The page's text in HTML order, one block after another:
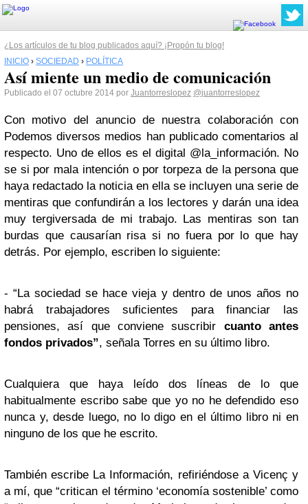
¿Los artículos de tu blog publicados aquí? ¡Propón tu blog!
INICIO › SOCIEDAD › POLÍTICA
Así miente un medio de comunicación
Publicado el 07 octubre 2014 por Juantorreslopez @juantorreslopez
Con motivo del anuncio de nuestra colaboración con
Podemos diversos medios han publicado comentarios al
respecto. Uno de ellos es el digital @la_información. No
se si por mala intención o por torpeza de la persona que
haya redactado la noticia en ella se incluyen una serie de
mentiras que confundirán a los lectores y darán una idea
muy tergiversada de mi trabajo. Las mentiras son tan
burdas que causarían risa si no fuera por lo que hay
detrás. Por ejemplo, escriben lo siguiente:
- “La sociedad se hace vieja y dentro de unos años no
habrá trabajadores suficientes para financiar las
pensiones, así que conviene suscribir cuanto antes
fondos privados”, señala Torres en su último libro.
Cualquiera que haya leído dos líneas de lo que
habitualmente escribo sabe que yo no he defendido eso
nunca y, desde luego, no lo digo en el último libro ni en
ninguno de los que he escrito.
También escribe La Información, refiriéndose a Vicenç y
a mí, que “critican el término ‘economía sostenible’ como